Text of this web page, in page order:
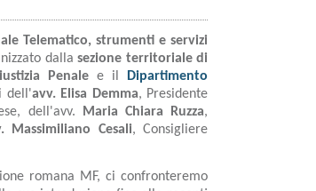
Telematico, strumenti e servizi
dallasezione territoriale di
Penale e il Dipartimento
dell'avv. Elisa Demma, Presidente
dell'avv. Maria Chiara Ruzza,
Massimiliano Cesali, Consigliere
romana MF, ci confronteremo